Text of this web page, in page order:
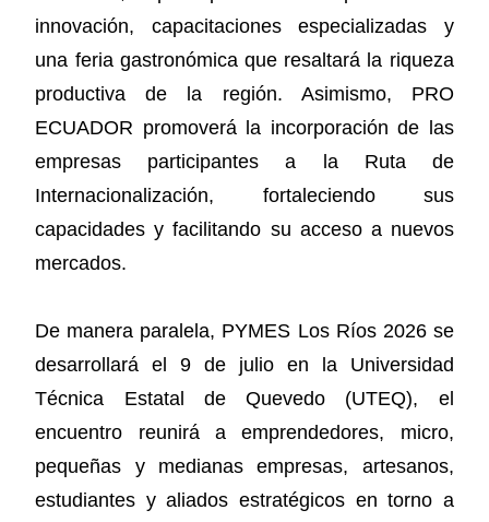
innovación, capacitaciones especializadas y
una feria gastronómica que resaltará la riqueza
productiva de la región. Asimismo, PRO
ECUADOR promoverá la incorporación de las
empresas participantes a la Ruta de
Internacionalización, fortaleciendo sus
capacidades y facilitando su acceso a nuevos
mercados.
De manera paralela, PYMES Los Ríos 2026 se
desarrollará el 9 de julio en la Universidad
Técnica Estatal de Quevedo (UTEQ), el
encuentro reunirá a emprendedores, micro,
pequeñas y medianas empresas, artesanos,
estudiantes y aliados estratégicos en torno a